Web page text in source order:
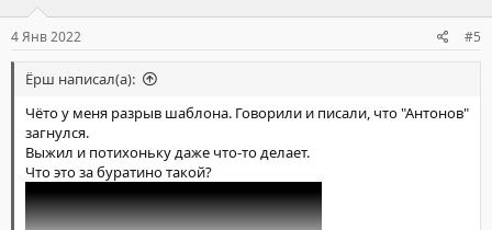
4 Янв 2022 #5
Ёрш написал(а):
Чёто у меня разрыв шаблона. Говорили и писали, что "Антонов"
загнулся.
Выжил и потихоньку даже что-то делает.
Что это за буратино такой?